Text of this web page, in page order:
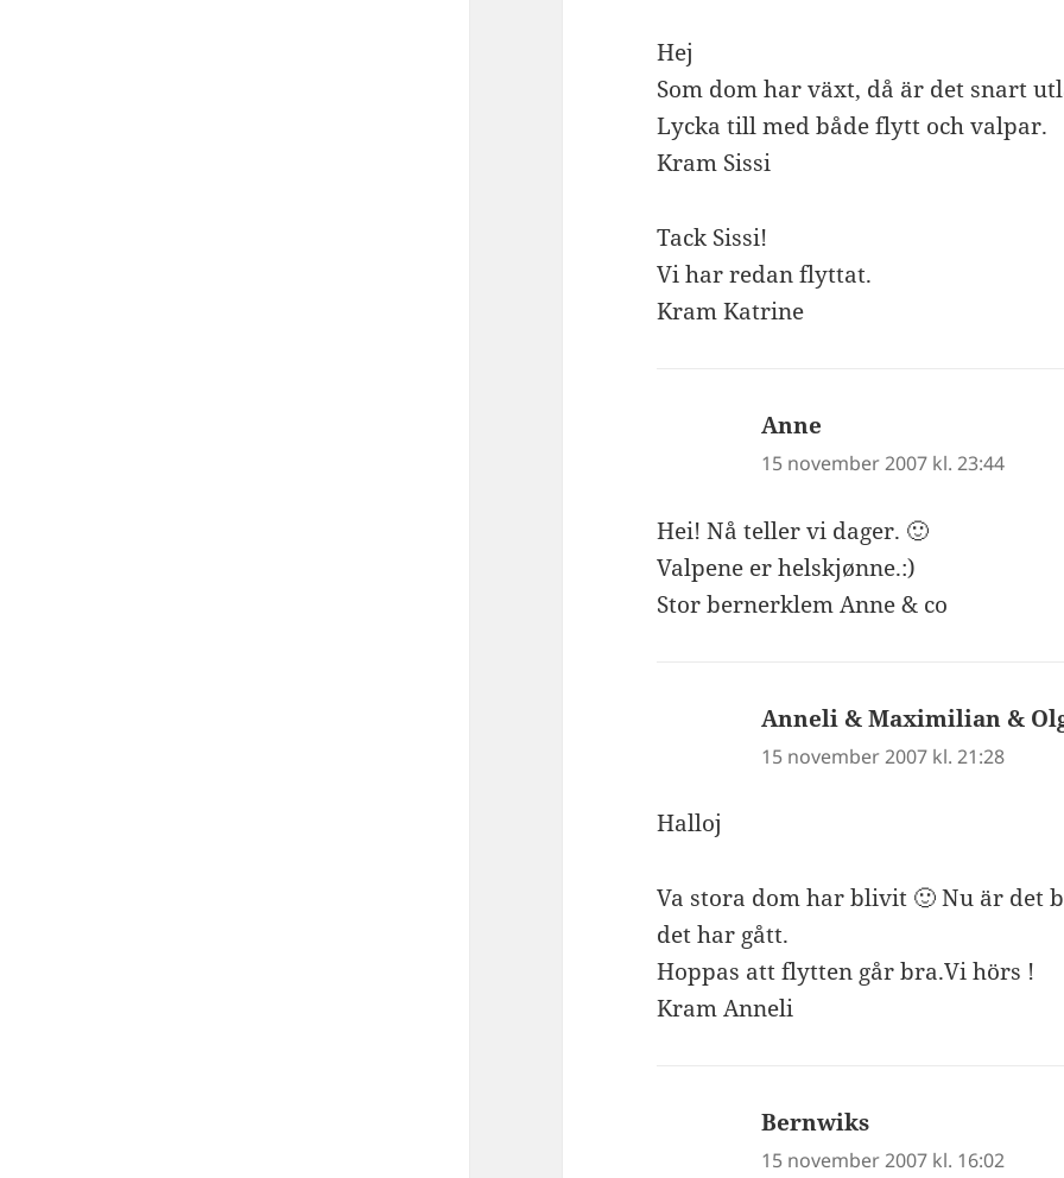
Hej
Som dom har växt, då är det snart
Lycka till med både flytt och valpar.
Kram Sissi
Tack Sissi!
Vi har redan flyttat.
Kram Katrine
Anne
15 november 2007 kl. 23:44
Hei! Nå teller vi dager. 🙂
Valpene er helskjønne.:)
Stor bernerklem Anne & co
Anneli & Maximilian &
15 november 2007 kl. 21:28
Halloj
Va stora dom har blivit 🙂 Nu är det
det har gått.
Hoppas att flytten går bra.Vi hörs !
Kram Anneli
Bernwiks
15 november 2007 kl. 16:02